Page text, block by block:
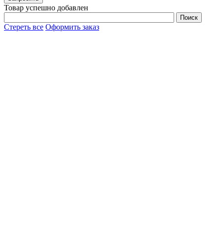
Товар успешно добавлен
Стереть все Оформить заказ